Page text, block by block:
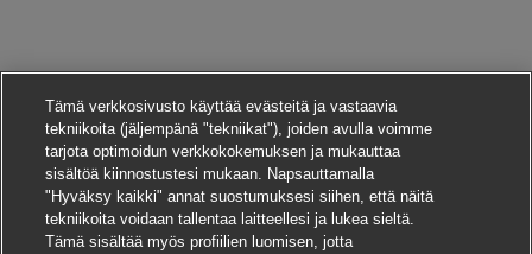
Tämä verkkosivusto käyttää evästeitä ja vastaavia
tekniikoita (jäljempänä "tekniikat"), joiden avulla voimme
tarjota optimoidun verkkokokemuksen ja mukauttaa
sisältöä kiinnostustesi mukaan. Napsauttamalla
"Hyväksy kaikki" annat suostumuksesi siihen, että näitä
tekniikoita voidaan tallentaa laitteellesi ja lukea sieltä.
Tämä sisältää myös profiilien luomisen, jotta